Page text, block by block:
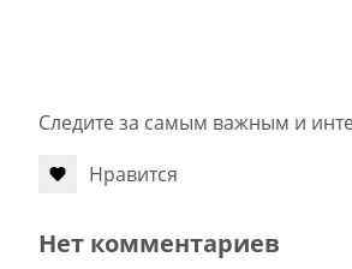
Следите за самым важным и
Нравится
Нет комментариев